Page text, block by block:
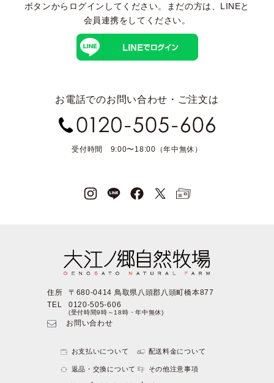
ボタンからログインしてください。まだの方は、 LINEと
会員連携をしてください。
お電話でのお問い合わせ・ご注文は
受付時間 9:00〜18:00（年中無休）
住所
〒680-0414 鳥取県八頭郡八頭町橋本877
TEL
0120-505-606
(受付時間9時～18時・年中無休)
お問い合わせ
お支払いについて 配送料金について
返品・交換について その他注意事項